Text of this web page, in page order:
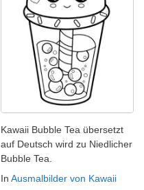
Kawaii Bubble Tea übersetzt
auf Deutsch wird zu Niedlicher
Bubble Tea.
In Ausmalbilder von Kawaii